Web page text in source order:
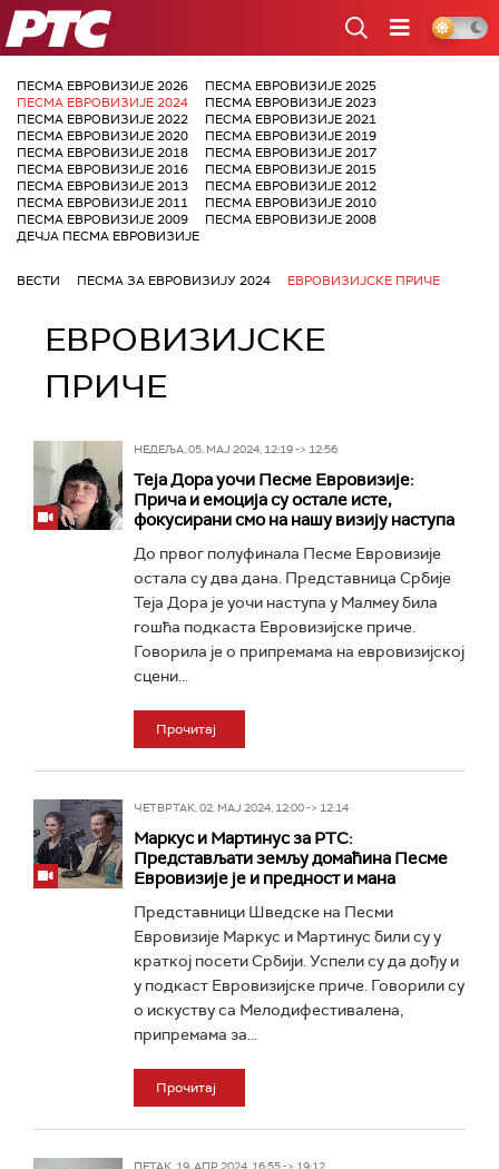
РТС
ПЕСМА ЕВРОВИЗИЈЕ 2026
ПЕСМА ЕВРОВИЗИЈЕ 2025
ПЕСМА ЕВРОВИЗИЈЕ 2024
ПЕСМА ЕВРОВИЗИЈЕ 2023
ПЕСМА ЕВРОВИЗИЈЕ 2022
ПЕСМА ЕВРОВИЗИЈЕ 2021
ПЕСМА ЕВРОВИЗИЈЕ 2020
ПЕСМА ЕВРОВИЗИЈЕ 2019
ПЕСМА ЕВРОВИЗИЈЕ 2018
ПЕСМА ЕВРОВИЗИЈЕ 2017
ПЕСМА ЕВРОВИЗИЈЕ 2016
ПЕСМА ЕВРОВИЗИЈЕ 2015
ПЕСМА ЕВРОВИЗИЈЕ 2013
ПЕСМА ЕВРОВИЗИЈЕ 2012
ПЕСМА ЕВРОВИЗИЈЕ 2011
ПЕСМА ЕВРОВИЗИЈЕ 2010
ПЕСМА ЕВРОВИЗИЈЕ 2009
ПЕСМА ЕВРОВИЗИЈЕ 2008
ДЕЧЈА ПЕСМА ЕВРОВИЗИЈЕ
ВЕСТИ ПЕСМА ЗА ЕВРОВИЗИЈУ 2024 ЕВРОВИЗИЈСКЕ ПРИЧЕ
ЕВРОВИЗИЈСКЕ
ПРИЧЕ
НЕДЕЉА, 05. МАЈ 2024, 12:19 -> 12:56
Теја Дора уочи Песме Евровизије:
Прича и емоција су остале исте,
фокусирани смо на нашу визију наступа
До првог полуфинала Песме Евровизије
остала су два дана. Представница Србије
Теја Дора је уочи наступа у Малмеу била
гошћа подкаста Евровизијске приче.
Говорила је о припремама на евровизијској
сцени...
Прочитај
ЧЕТВРТАК, 02. МАЈ 2024, 12:00 -> 12:14
Маркус и Мартинус за РТС:
Представљати земљу домаћина Песме
Евровизије је и предност и мана
Представници Шведске на Песми
Евровизије Маркус и Мартинус били су у
краткој посети Србији. Успели су да дођу и
у подкаст Евровизијске приче. Говорили су
о искуству са Мелодифестивалена,
припремама за...
Прочитај